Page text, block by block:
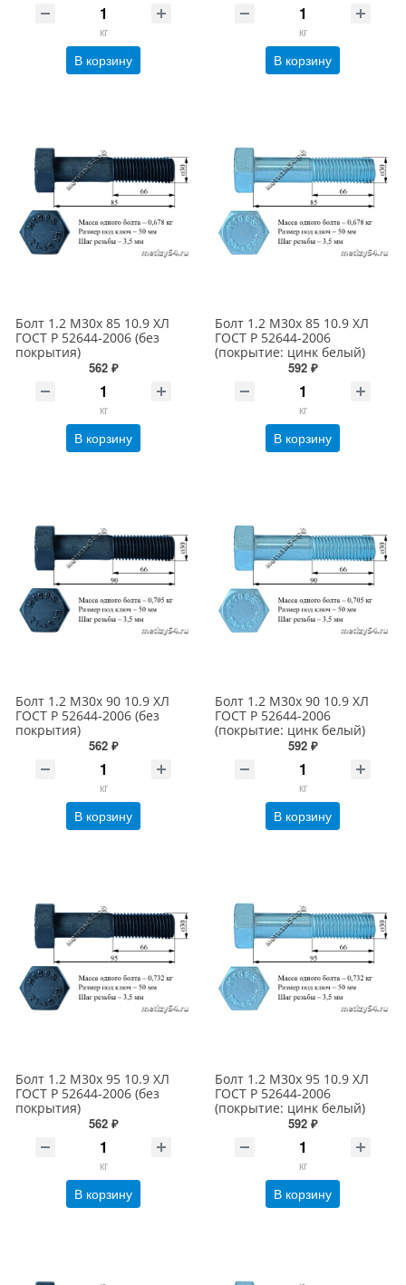
кг
В корзину
кг
В корзину
Болт 1.2 М30х 85 10.9 ХЛ
ГОСТ Р 52644-2006 (без
покрытия)
562 ₽
кг
В корзину
Болт 1.2 М30х 85 10.9 ХЛ
ГОСТ Р 52644-2006
(покрытие: цинк белый)
592 ₽
кг
В корзину
Болт 1.2 М30х 90 10.9 ХЛ
ГОСТ Р 52644-2006 (без
покрытия)
562 ₽
кг
В корзину
Болт 1.2 М30х 90 10.9 ХЛ
ГОСТ Р 52644-2006
(покрытие: цинк белый)
592 ₽
кг
В корзину
Болт 1.2 М30х 95 10.9 ХЛ
ГОСТ Р 52644-2006 (без
покрытия)
562 ₽
кг
В корзину
Болт 1.2 М30х 95 10.9 ХЛ
ГОСТ Р 52644-2006
(покрытие: цинк белый)
592 ₽
кг
В корзину